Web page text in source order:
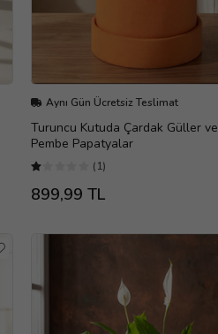
Aynı Gün Ücretsiz Teslimat
Turuncu Kutuda Çardak Güller ve
Pembe Papatyalar
(1)
899,99 TL